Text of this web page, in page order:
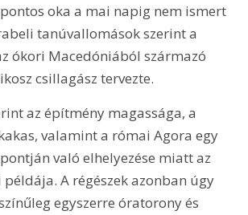
oka a mai napig nem ismert
tanúvallomások szerint a
ókori Macedóniából származó
csillagász tervezte.
az építmény magassága, a
valamint a római Agora egy
való elhelyezése miatt az
A régészek azonban úgy
egyszerre óratorony és